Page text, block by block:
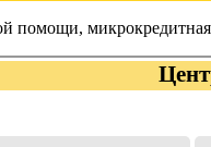
помощи,